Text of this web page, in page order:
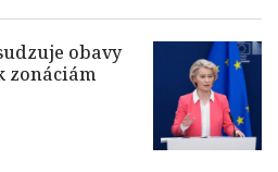
obavy
zonáciám